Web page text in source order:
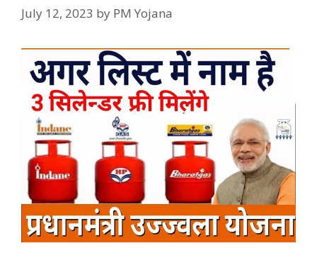
July 12, 2023 by PM Yojana